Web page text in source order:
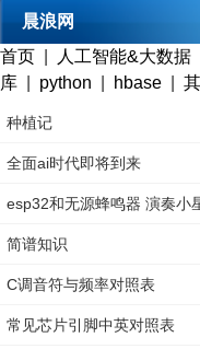
晨浪网
首页
人工智能&大数据
库
python hbase
种植记
全面ai时代即将到来
esp32和无源蜂鸣器 演奏小
简谱知识
C调音符与频率对照表
常见芯片引脚中英对照表